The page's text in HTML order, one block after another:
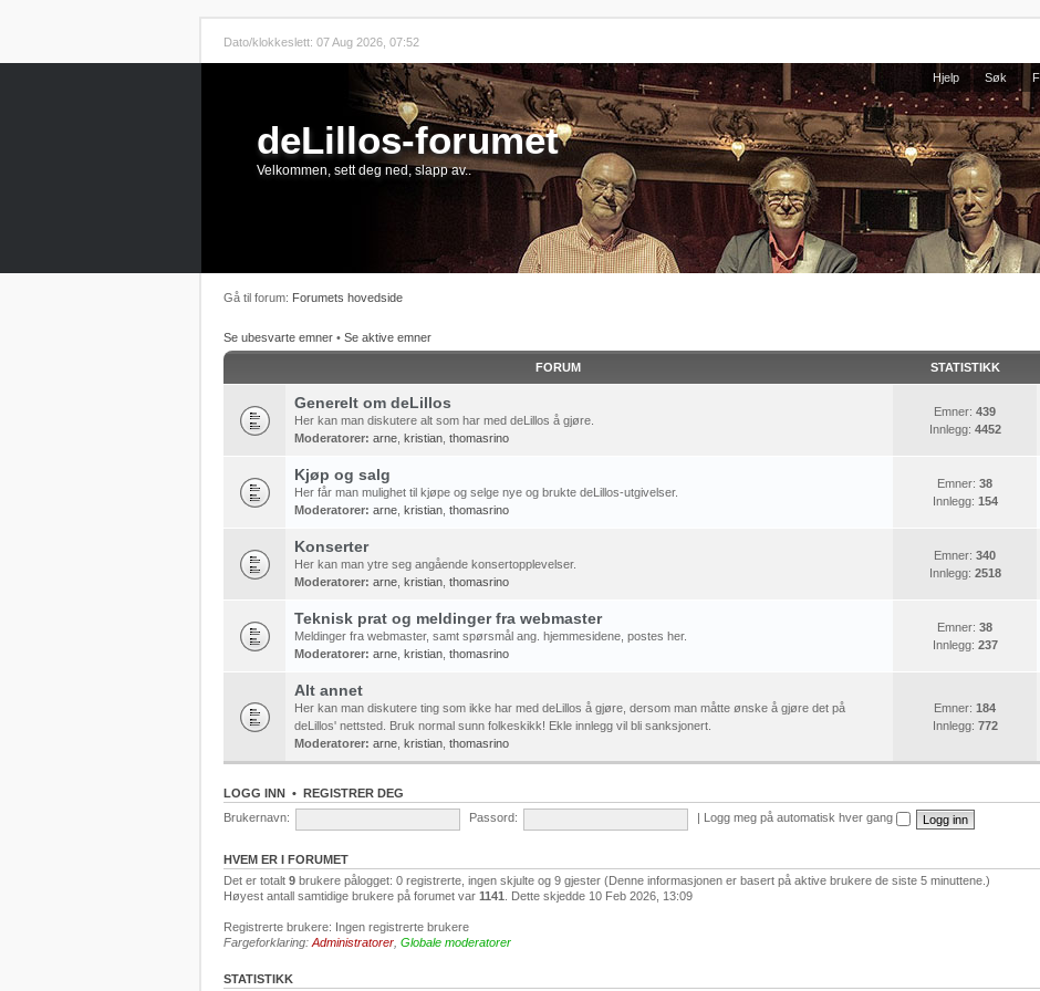
Dato/klokkeslett: 07 Aug 2026, 07:52
Hjelp Søk
deLillos-forumet
Velkommen, sett deg ned, slapp av..
Gå til forum: Forumets hovedside
Se ubesvarte emner • Se aktive emner
FORUM STATISTIKK
Generelt om deLillos
Her kan man diskutere alt som har med deLillos å gjøre.
Moderatorer: arne kristian thomasrino
Emner: 439
Innlegg: 4452
Kjøp og salg
Her får man mulighet til kjøpe og selge nye og brukte deLillos-utgivelser.
Moderatorer: arne kristian thomasrino
Emner: 38
Innlegg: 154
Konserter
Her kan man ytre seg angående konsertopplevelser.
Moderatorer: arne kristian thomasrino
Emner: 340
Innlegg: 2518
Teknisk prat og meldinger fra webmaster
Meldinger fra webmaster, samt spørsmål ang. hjemmesidene, postes her.
Moderatorer: arne kristian thomasrino
Emner: 38
Innlegg: 237
Alt annet
Her kan man diskutere ting som ikke har med deLillos å gjøre, dersom man måtte ønske å gjøre det på
deLillos' nettsted. Bruk normal sunn folkeskikk! Ekle innlegg vil bli sanksjonert.
Moderatorer: arne kristian thomasrino
Emner: 184
Innlegg: 772
LOGG INN • REGISTRER DEG
Brukernavn:
Passord: Logg meg på automatisk hver gang
HVEM ER I FORUMET
Det er totalt 9 brukere pålogget: 0 registrerte, ingen skjulte og 9 gjester (Denne informasjonen er basert på aktive brukere de siste 5 minuttene.)
Høyest antall samtidige brukere på forumet var 1141 . Dette skjedde 10 Feb 2026, 13:09
Registrerte brukere: Ingen registrerte brukere
Fargeforklaring: Administratorer Globale moderatorer
STATISTIKK